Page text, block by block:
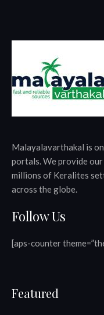
Malayalavarthakal is
portals. We provide
millions of Keralites
across the globe.
Follow Us
[aps-counter
Featured